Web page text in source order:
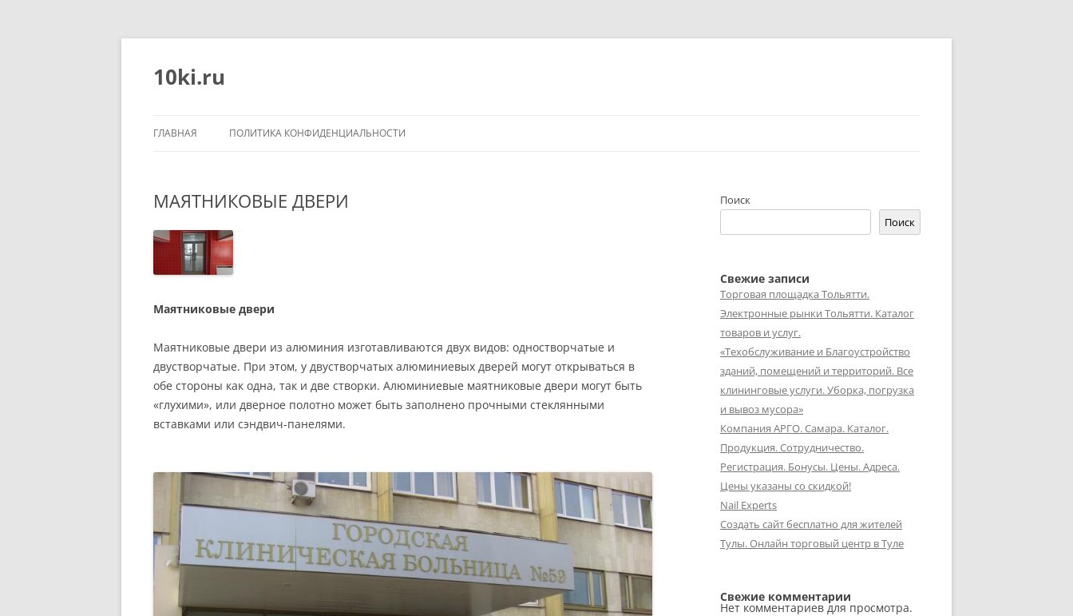
Перейти
содержимому
10ki.ru
ГЛАВНАЯ ПОЛИТИКА КОНФИДЕНЦИАЛЬНОСТИ
МАЯТНИКОВЫЕ ДВЕРИ
Маятниковые двери
Маятниковые двери из алюминия изготавливаются двух видов: одностворчатые и
двустворчатые. При этом, у двустворчатых алюминиевых дверей могут открываться в
обе стороны как одна, так и две створки. Алюминиевые маятниковые двери могут быть
«глухими», или дверное полотно может быть заполнено прочными стеклянными
вставками или сэндвич-панелями.
Поиск
Поиск
Свежие записи
Торговая площадка Тольятти.
Электронные рынки Тольятти. Каталог
товаров и услуг.
«Техобслуживание и Благоустройство
зданий, помещений и территорий. Все
клининговые услуги. Уборка, погрузка
и вывоз мусора»
Компания АРГО. Самара. Каталог.
Продукция. Сотрудничество.
Регистрация. Бонусы. Цены. Адреса.
Цены указаны со скидкой!
Nail Experts
Создать сайт бесплатно для жителей
Тулы. Онлайн торговый центр в Туле
Свежие комментарии
Нет комментариев для просмотра.